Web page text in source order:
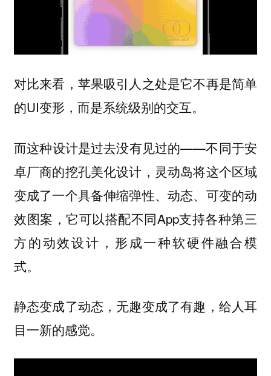
对比来看，苹果吸引人之处是它不再是简单
的UI变形，而是系统级别的交互。
而这种设计是过去没有见过的——不同于安
卓厂商的挖孔美化设计，灵动岛将这个区域
变成了一个具备伸缩弹性、动态、可变的动
效图案，它可以搭配不同App支持各种第三
方的动效设计，形成一种软硬件融合模
式。
静态变成了动态，无趣变成了有趣，给人耳
目一新的感觉。